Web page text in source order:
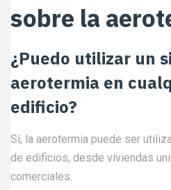
sobre la
¿Puedo utilizar un
aerotermia en
edificio?
Sí, la aerotermia puede ser
de edificios, desde viviendas
comerciales.